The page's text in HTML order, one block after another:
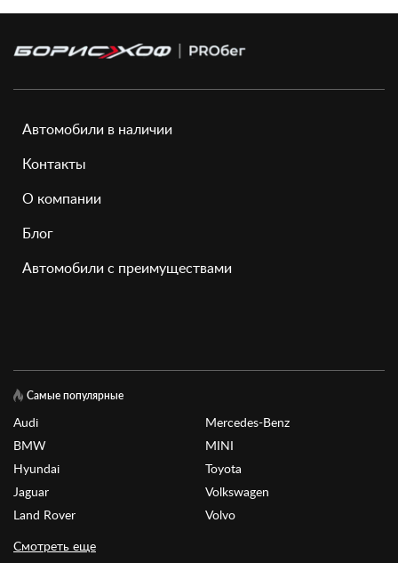
Автомобили в наличии
Контакты
О компании
Блог
Автомобили с преимуществами
Самые популярные
Audi
BMW
Hyundai
Jaguar
Land Rover
Mercedes-Benz
MINI
Toyota
Volkswagen
Volvo
Смотреть еще